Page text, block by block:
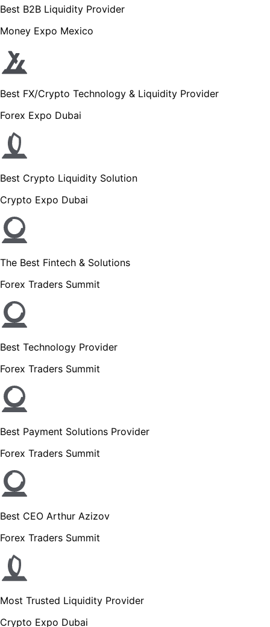
Best B2B Liquidity Provider
Money Expo Mexico
Best FX/Crypto Technology & Liquidity Provider
Forex Expo Dubai
Best Crypto Liquidity Solution
Crypto Expo Dubai
The Best Fintech & Solutions
Forex Traders Summit
Best Technology Provider
Forex Traders Summit
Best Payment Solutions Provider
Forex Traders Summit
Best CEO Arthur Azizov
Forex Traders Summit
Most Trusted Liquidity Provider
Crypto Expo Dubai